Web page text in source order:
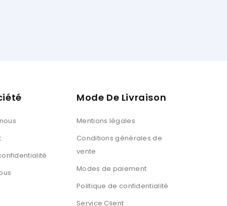
Mode De Livraison
Mentions légales
Conditions générales de
vente
Modes de paiement
Politique de confidentialité
Service Client